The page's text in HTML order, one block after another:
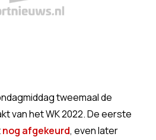
tweemaal de
van het WK 2022. De eerste
nog afgekeurd, even later